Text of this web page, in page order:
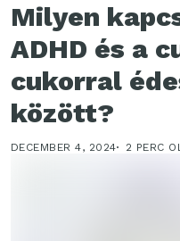
Milyen
ADHD és a
cukorral
között?
DECEMBER 4, 2024 2 PERC